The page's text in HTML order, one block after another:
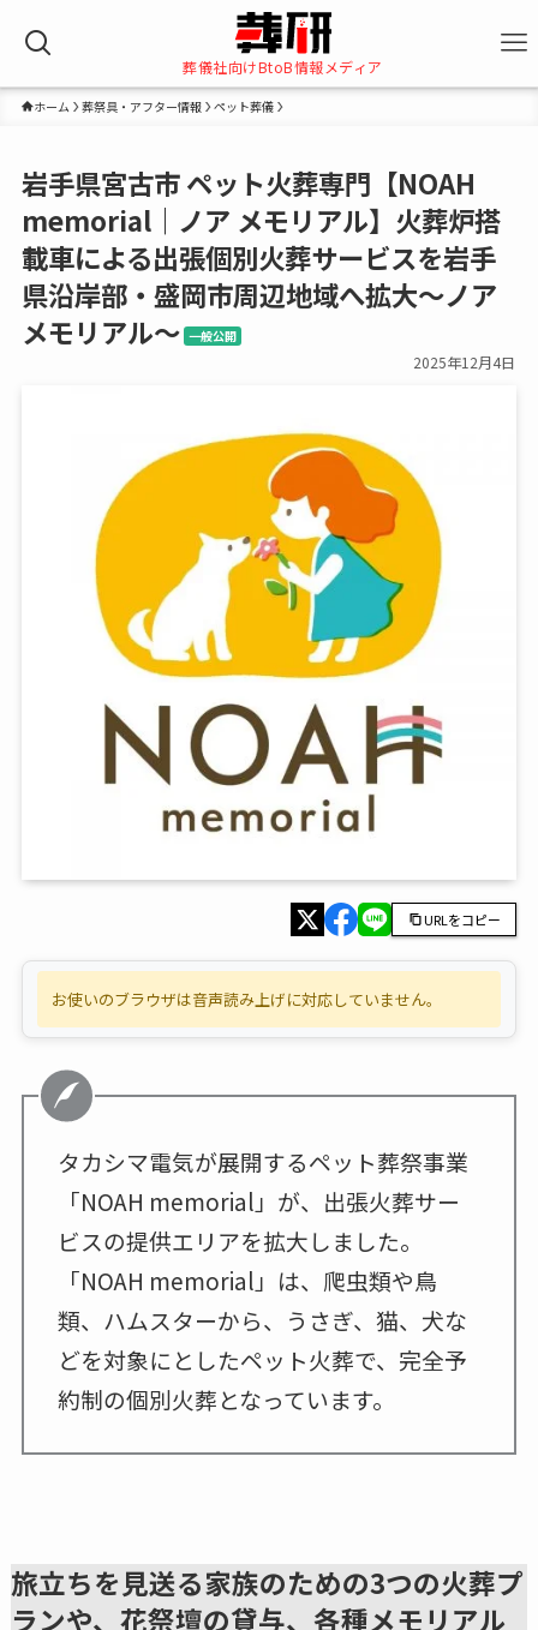
葬儀社向けBtoB情報メディア
ホーム 葬祭具・アフター情報 ペット葬儀
岩手県宮古市 ペット火葬専門【NOAH
memorial｜ノア メモリアル】火葬炉搭
載車による出張個別火葬サービスを岩手
県沿岸部・盛岡市周辺地域へ拡大～ノア
メモリアル～ 一般公開
2025年12月4日
URLをコピー
お使いのブラウザは音声読み上げに対応していません。
タカシマ電気が展開するペット葬祭事業
「NOAH memorial」が、出張火葬サー
ビスの提供エリアを拡大しました。
「NOAH memorial」は、爬虫類や鳥
類、ハムスターから、うさぎ、猫、犬な
どを対象にとしたペット火葬で、完全予
約制の個別火葬となっています。
旅立ちを見送る家族のための3つの火葬プ
ランや、花祭壇の貸与、各種メモリアル